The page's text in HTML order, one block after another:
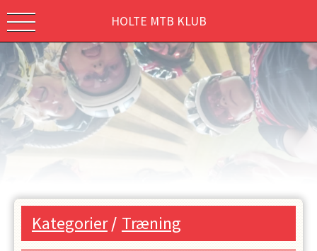
HOLTE MTB KLUB
Kategorier/ Træning